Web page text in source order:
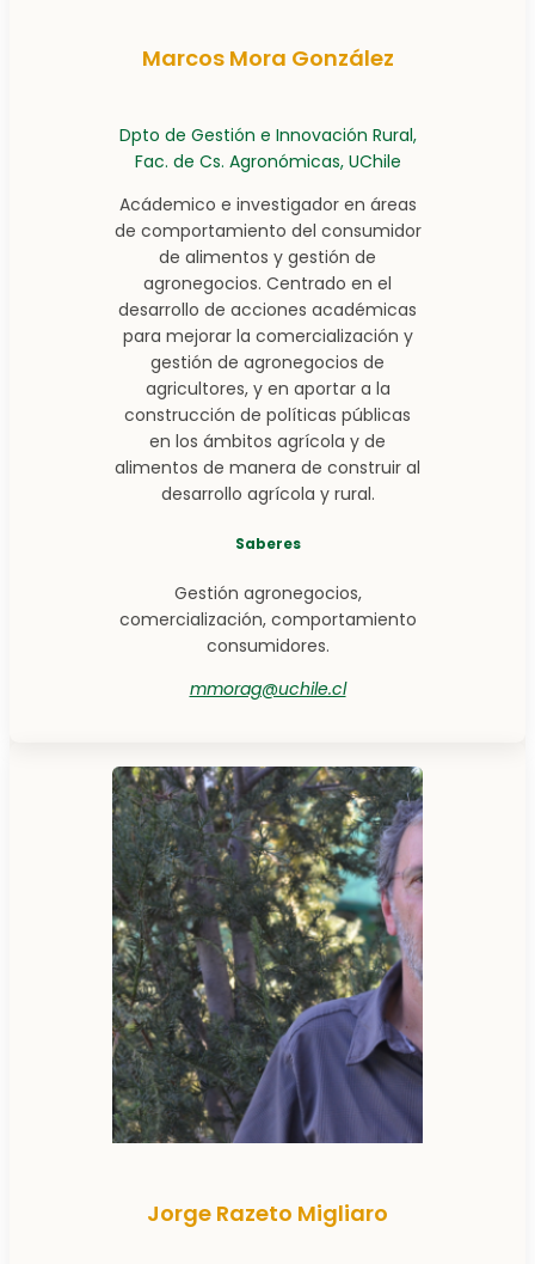
Marcos Mora González
Dpto de Gestión e Innovación Rural,
Fac. de Cs. Agronómicas, UChile
Acádemico e investigador en áreas
de comportamiento del consumidor
de alimentos y gestión de
agronegocios. Centrado en el
desarrollo de acciones académicas
para mejorar la comercialización y
gestión de agronegocios de
agricultores, y en aportar a la
construcción de políticas públicas
en los ámbitos agrícola y de
alimentos de manera de construir al
desarrollo agrícola y rural.
Saberes
Gestión agronegocios,
comercialización, comportamiento
consumidores.
mmorag@uchile.cl
Jorge Razeto Migliaro